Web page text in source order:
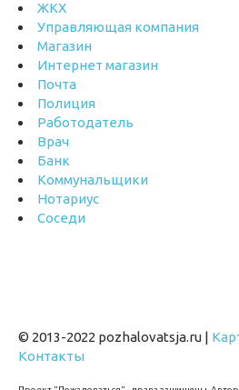
ЖКХ
Управляющая компания
Магазин
Интернет магазин
Почта
Полиция
Работодатель
Врач
Банк
Коммунальщики
Нотариус
Соседи
© 2013-2022 pozhalovatsja.ru |
Контакты